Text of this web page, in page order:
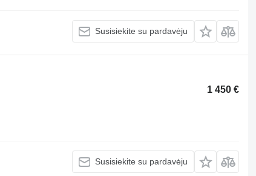
Susisiekite su pardavėju
1 450 €
Susisiekite su pardavėju